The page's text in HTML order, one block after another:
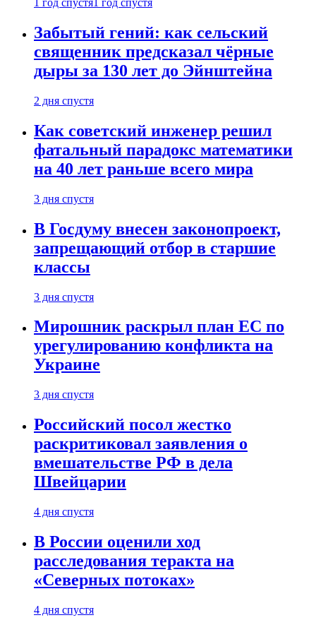
1 год спустя 1 год спустя
Забытый гений: как сельский
священник предсказал чёрные
дыры за 130 лет до Эйнштейна
2 дня спустя
Как советский инженер решил
фатальный парадокс математики
на 40 лет раньше всего мира
3 дня спустя
В Госдуму внесен законопроект,
запрещающий отбор в старшие
классы
3 дня спустя
Мирошник раскрыл план ЕС по
урегулированию конфликта на
Украине
3 дня спустя
Российский посол жестко
раскритиковал заявления о
вмешательстве РФ в дела
Швейцарии
4 дня спустя
В России оценили ход
расследования теракта на
«Северных потоках»
4 дня спустя